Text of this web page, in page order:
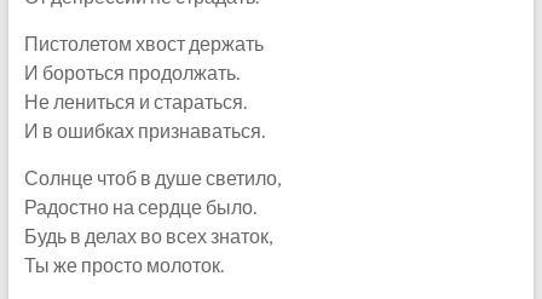
Пистолетом хвост держать
И бороться продолжать.
Не лениться и стараться.
И в ошибках признаваться.
Солнце чтоб в душе светило,
Радостно на сердце было.
Будь в делах во всех знаток,
Ты же просто молоток.